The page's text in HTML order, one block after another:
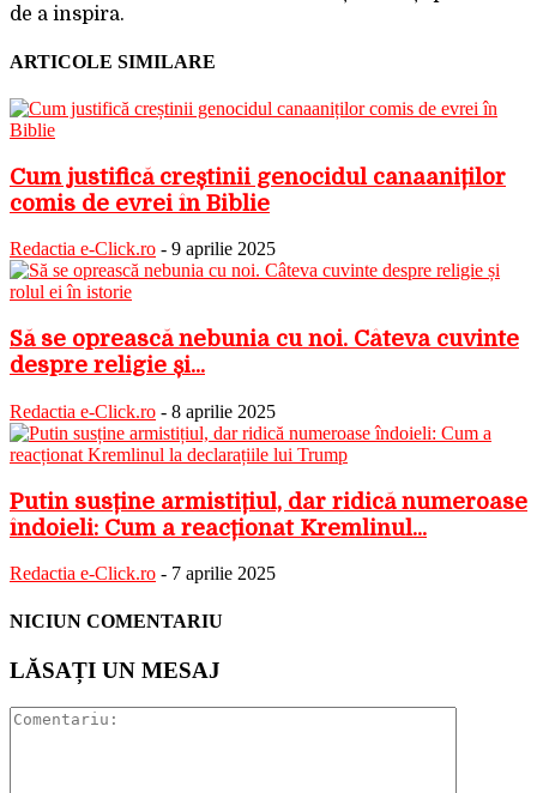
de a inspira.
ARTICOLE SIMILARE
Cum justifică creștinii genocidul canaaniților
comis de evrei în Biblie
Redactia e-Click.ro - 9 aprilie 2025
Să se oprească nebunia cu noi. Câteva cuvinte
despre religie și...
Redactia e-Click.ro - 8 aprilie 2025
Putin susține armistițiul, dar ridică numeroase
îndoieli: Cum a reacționat Kremlinul...
Redactia e-Click.ro - 7 aprilie 2025
NICIUN COMENTARIU
LĂSAȚI UN MESAJ